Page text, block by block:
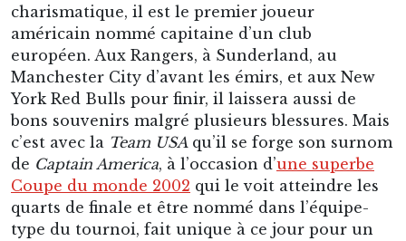
charismatique, il est le premier joueur
américain nommé capitaine d’un club
européen. Aux Rangers, à Sunderland, au
Manchester City d’avant les émirs, et aux New
York Red Bulls pour finir, il laissera aussi de
bons souvenirs malgré plusieurs blessures. Mais
c’est avec la Team USAqu’il se forge son surnom
de Captain America, à l’occasion d’une superbe
Coupe du monde 2002 qui le voit atteindre les
quarts de finale et être nommé dans l’équipe-
type du tournoi, fait unique à ce jour pour un